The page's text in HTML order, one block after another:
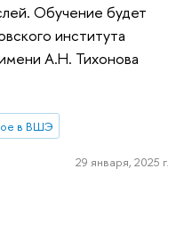
Обучение будет
института
А.Н. Тихонова
в ВШЭ
29 января, 2025 г.